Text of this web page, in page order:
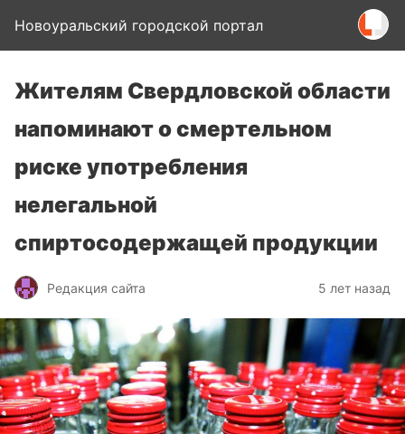
Новоуральский городской портал
Жителям Свердловской области
напоминают о смертельном
риске употребления
нелегальной
спиртосодержащей продукции
Редакция сайта 5 лет назад